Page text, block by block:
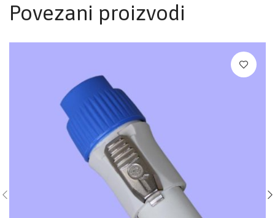
Povezani proizvodi